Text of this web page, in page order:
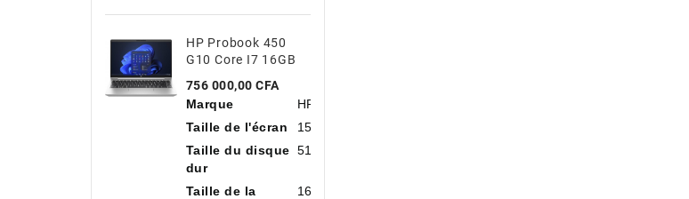
HP Probook 450
G10 Core I7 16GB
15.6''
Prix
756 000,00 CFA
Marque
HP
Taille de l'écran
15,6 Pouces
Taille du disque
dur
512 Go
Taille de la
16 Go